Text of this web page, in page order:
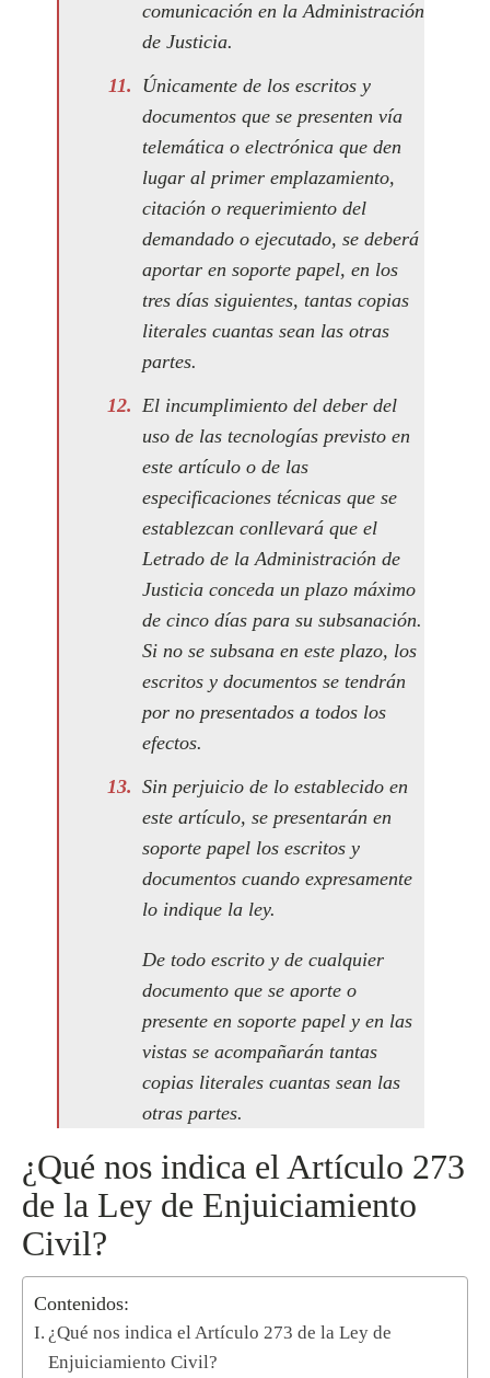
comunicación en la Administración
de Justicia.
Únicamente de los escritos y
documentos que se presenten vía
telemática o electrónica que den
lugar al primer emplazamiento,
citación o requerimiento del
demandado o ejecutado, se deberá
aportar en soporte papel, en los
tres días siguientes, tantas copias
literales cuantas sean las otras
partes.
El incumplimiento del deber del
uso de las tecnologías previsto en
este artículo o de las
especificaciones técnicas que se
establezcan conllevará que el
Letrado de la Administración de
Justicia conceda un plazo máximo
de cinco días para su subsanación.
Si no se subsana en este plazo, los
escritos y documentos se tendrán
por no presentados a todos los
efectos.
Sin perjuicio de lo establecido en
este artículo, se presentarán en
soporte papel los escritos y
documentos cuando expresamente
lo indique la ley.
De todo escrito y de cualquier
documento que se aporte o
presente en soporte papel y en las
vistas se acompañarán tantas
copias literales cuantas sean las
otras partes.
¿Qué nos indica el Artículo 273
de la Ley de Enjuiciamiento
Civil?
Contenidos:
¿Qué nos indica el Artículo 273 de la Ley de
Enjuiciamiento Civil?